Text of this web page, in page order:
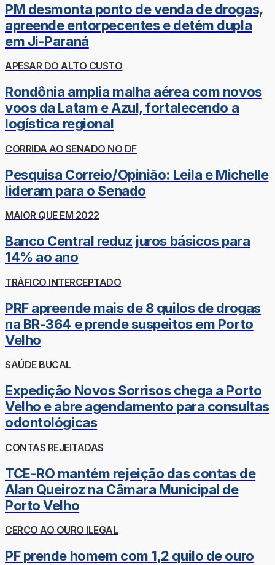
PM desmonta ponto de venda de drogas,
apreende entorpecentes e detém dupla
em Ji-Paraná
APESAR DO ALTO CUSTO
Rondônia amplia malha aérea com novos
voos da Latam e Azul, fortalecendo a
logística regional
CORRIDA AO SENADO NO DF
Pesquisa Correio/Opinião: Leila e Michelle
lideram para o Senado
MAIOR QUE EM 2022
Banco Central reduz juros básicos para
14% ao ano
TRÁFICO INTERCEPTADO
PRF apreende mais de 8 quilos de drogas
na BR-364 e prende suspeitos em Porto
Velho
SAÚDE BUCAL
Expedição Novos Sorrisos chega a Porto
Velho e abre agendamento para consultas
odontológicas
CONTAS REJEITADAS
TCE-RO mantém rejeição das contas de
Alan Queiroz na Câmara Municipal de
Porto Velho
CERCO AO OURO ILEGAL
PF prende homem com 1,2 quilo de ouro